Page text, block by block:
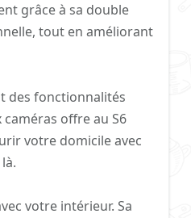
grâce à sa double
tout en améliorant
des fonctionnalités
offre au S6
votre domicile avec
votre intérieur. Sa